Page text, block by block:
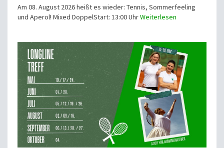
Am 08. August 2026 heißt es wieder: Tennis, Sommerfeeling
und Aperol! Mixed DoppelStart: 13:00 UhrWeiterlesen